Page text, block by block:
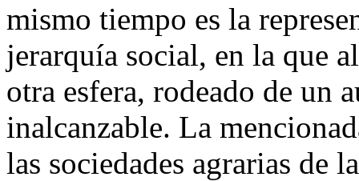
mismo tiempo es la
jerarquía social, en la que
otra esfera, rodeado de un
inalcanzable. La
las sociedades agrarias de